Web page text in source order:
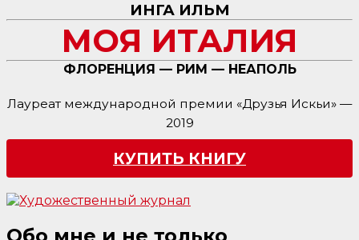
ИНГА ИЛЬМ
МОЯ ИТАЛИЯ
ФЛОРЕНЦИЯ — РИМ — НЕАПОЛЬ
Лауреат международной премии «Друзья Искьи» —
2019
КУПИТЬ КНИГУ
Обо мне и не только